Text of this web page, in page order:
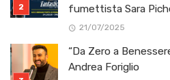
fumettista Sara
21/07/2025
“Da Zero a
Andrea Foriglio